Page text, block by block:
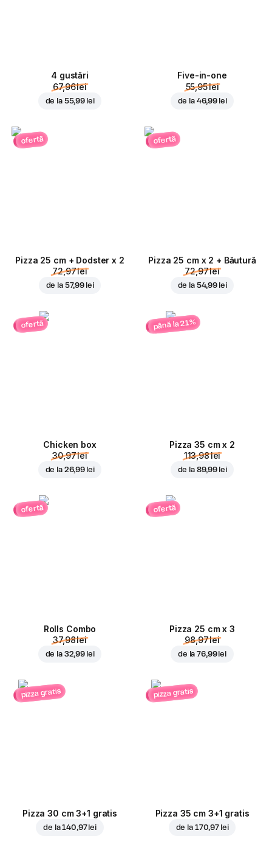
4 gustări
67,96 lei
de la 55,99 lei
Five-in-one
55,95 lei
de la 46,99 lei
ofertă
Pizza 25 cm + Dodster x 2
72,97 lei
de la 57,99 lei
ofertă
Pizza 25 cm x 2 + Băutură
72,97 lei
de la 54,99 lei
ofertă
Chicken box
30,97 lei
de la 26,99 lei
până la 21%
Pizza 35 cm x 2
113,98 lei
de la 89,99 lei
ofertă
Rolls Combo
37,98 lei
de la 32,99 lei
ofertă
Pizza 25 cm x 3
98,97 lei
de la76,99 lei
pizza gratis
Pizza 30 cm 3+1 gratis
de la140,97 lei
pizza gratis
Pizza 35 cm 3+1 gratis
de la 170,97 lei